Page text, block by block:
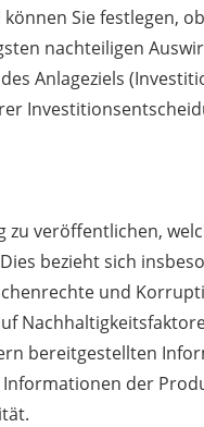
Sie festlegen,
nachteiligen
Anlageziels
veröffentlichen,
bezieht sich
und
bereitgestellten
der